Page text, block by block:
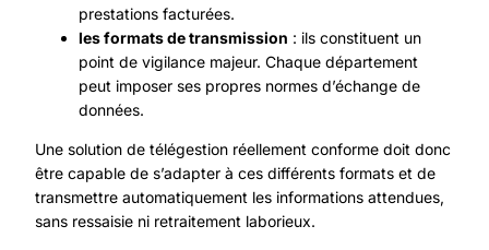
prestations facturées.
les formats de transmission : ils constituent un
point de vigilance majeur. Chaque département
peut imposer ses propres normes d’échange de
données.
Une solution de télégestion réellement conforme doit donc
être capable de s’adapter à ces différents formats et de
transmettre automatiquement les informations attendues,
sans ressaisie ni retraitement laborieux.